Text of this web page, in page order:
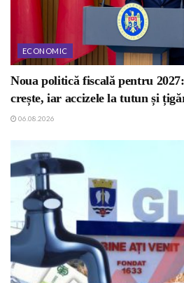
ECONOMIC
Noua politică fiscală pentru
crește, iar accizele la tutun și
06.08.2026